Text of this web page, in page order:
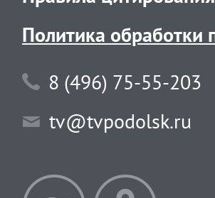
Политика
8 (496) 75-55-203
tv@tvpodolsk.ru